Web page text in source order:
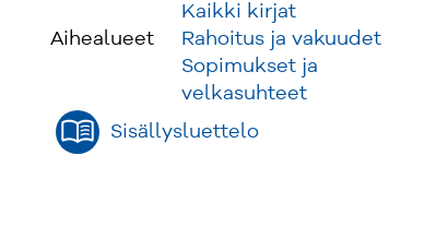
Aihealueet
Kaikki kirjat
Rahoitus ja vakuudet
Sopimukset ja
velkasuhteet
Sisällysluettelo